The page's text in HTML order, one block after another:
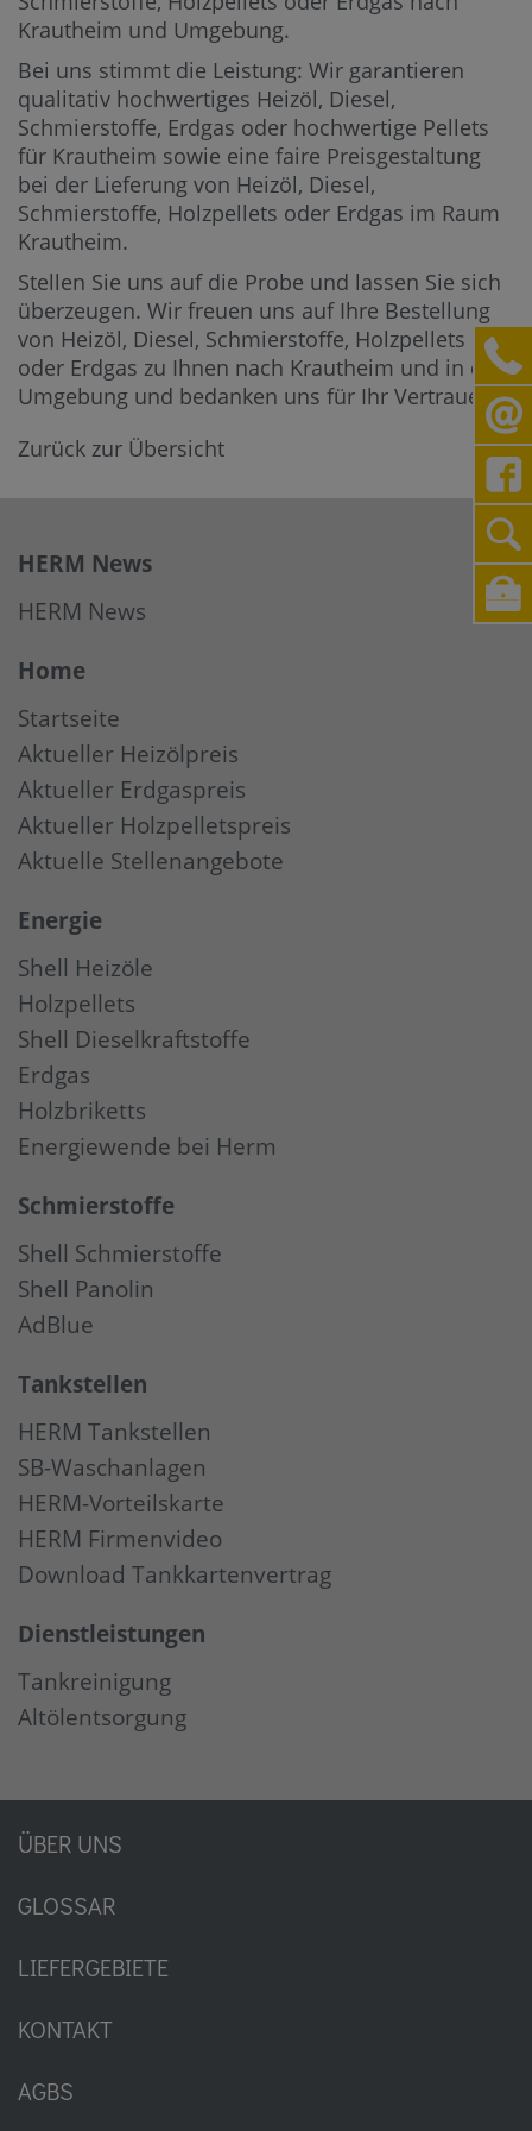
Krautheim und Umgebung.
Bei uns stimmt die Leistung: Wir garantieren
qualitativ hochwertiges Heizöl, Diesel,
Schmierstoffe, Erdgas oder hochwertige Pellets
für Krautheim sowie eine faire Preisgestaltung
bei der Lieferung von Heizöl, Diesel,
Schmierstoffe, Holzpellets oder Erdgas im Raum
Krautheim.
Stellen Sie uns auf die Probe und lassen Sie sich
überzeugen. Wir freuen uns auf Ihre Bestellung
von Heizöl, Diesel, Schmierstoffe, Holzpellets
oder Erdgas zu Ihnen nach Krautheim und in die
Umgebung und bedanken uns für Ihr Vertrauen.
Zurück zur Übersicht
HERM News
HERM News
Home
Startseite
Aktueller Heizölpreis
Aktueller Erdgaspreis
Aktueller Holzpelletspreis
Aktuelle Stellenangebote
Energie
Shell Heizöle
Holzpellets
Shell Dieselkraftstoffe
Erdgas
Holzbriketts
Energiewende bei Herm
Schmierstoffe
Shell Schmierstoffe
Shell Panolin
AdBlue
Tankstellen
HERM Tankstellen
SB-Waschanlagen
HERM-Vorteilskarte
HERM Firmenvideo
Download Tankkartenvertrag
Dienstleistungen
Tankreinigung
Altölentsorgung
ÜBER UNS
GLOSSAR
LIEFERGEBIETE
KONTAKT
AGBS